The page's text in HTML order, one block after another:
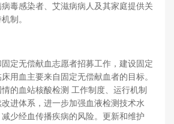
毒感染者、艾滋病病人及其家庭提供关
制。
定无偿献血志愿者招募工作，建设固定
用血主要来自固定无偿献血者的目标。
的血站核酸检测 工作制度、运行机制
进体系，进一步加强血液检测技术水
少经血传播疾病的风险。更新和维护